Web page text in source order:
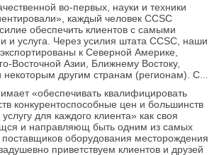
во-первых, науки и техники
каждый человек CCSC
обеспечить клиентов с самыми
и услуга. Через усилия штата CCSC, наши
к Северной Америке,
Восточной Азии, Ближнему Востоку,
некоторым другим странам (регионам). С
который стали поставщика VIP и
партнерства с компаниями нефти
«обеспечивать квалифицировать
конкурентоспособные цен и большинств
для каждого клиента» как своя
и направляющ быть одним из самых
оборудования месторождения
приветствуем клиентов и друзей